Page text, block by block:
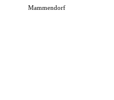
Mammendorf